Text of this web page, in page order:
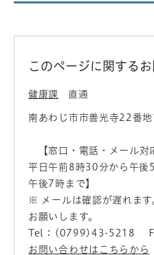
このページに関する
健康課 直通
南あわじ市市善光寺22番
【窓口・電話・メール対
平日午前8時30分から午後
午後7時まで】
※ メールは確認が遅れま
お願いします。
Tel：(0799)43-5218
お問い合わせはこちらから